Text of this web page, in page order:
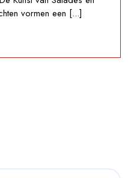
met
Bijgerechten
vormen een [...]